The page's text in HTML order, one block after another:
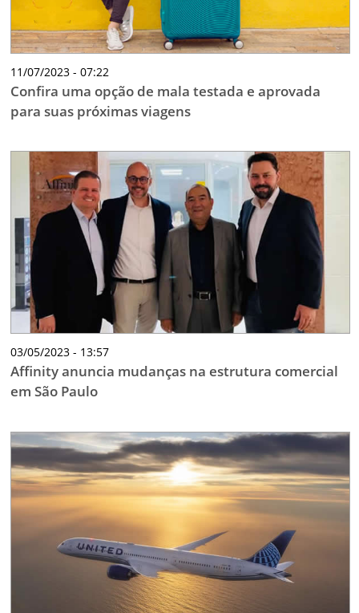
11/07/2023 - 07:22
Confira uma opção de mala testada e aprovada
para suas próximas viagens
03/05/2023 - 13:57
Affinity anuncia mudanças na estrutura comercial
em São Paulo